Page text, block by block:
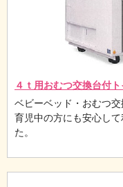
４ｔ用おむつ交換台付ト
ベビーベッド・おむつ
育児中の方にも安心し
た。